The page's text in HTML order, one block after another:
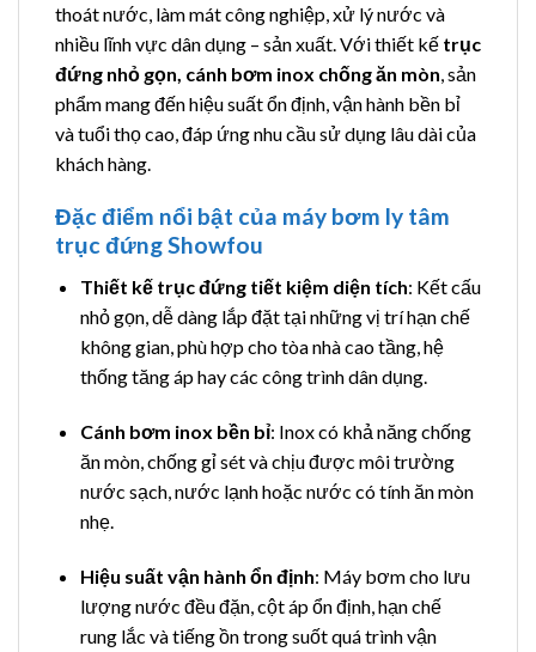
thoát nước, làm mát công nghiệp, xử lý nước và
nhiều lĩnh vực dân dụng – sản xuất. Với thiết kế trục
đứng nhỏ gọn, cánh bơm inox chống ăn mòn , sản
phẩm mang đến hiệu suất ổn định, vận hành bền bỉ
và tuổi thọ cao, đáp ứng nhu cầu sử dụng lâu dài của
khách hàng.
Đặc điểm nổi bật của máy bơm ly tâm
trục đứng Showfou
Thiết kế trục đứng tiết kiệm diện tích: Kết cấu
nhỏ gọn, dễ dàng lắp đặt tại những vị trí hạn chế
không gian, phù hợp cho tòa nhà cao tầng, hệ
thống tăng áp hay các công trình dân dụng.
Cánh bơm inox bền bỉ: Inox có khả năng chống
ăn mòn, chống gỉ sét và chịu được môi trường
nước sạch, nước lạnh hoặc nước có tính ăn mòn
nhẹ.
Hiệu suất vận hành ổn định: Máy bơm cho lưu
lượng nước đều đặn, cột áp ổn định, hạn chế
rung lắc và tiếng ồn trong suốt quá trình vận